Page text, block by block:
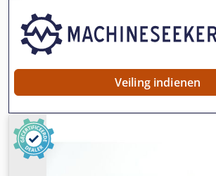
Veiling indienen